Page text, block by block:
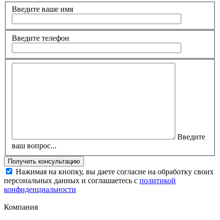
Введите ваше имя
Введите телефон
Введите
ваш вопрос...
Нажимая на кнопку, вы даете согласие на обработку своих
персональных данных и соглашаетесь с политикой
конфиденциальности
Компания